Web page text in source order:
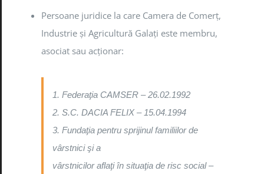
Persoane juridice la care Camera de Comerţ,
Industrie şi Agricultură Galaţi este membru,
asociat sau acţionar:
1. Federaţia CAMSER – 26.02.1992
2. S.C. DACIA FELIX – 15.04.1994
3. Fundaţia pentru sprijinul familiilor de
vârstnici şi a
vârstnicilor aflaţi în situaţia de risc social –